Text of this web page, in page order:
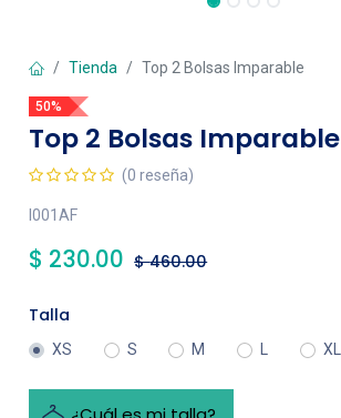
Tienda Top 2 Bolsas Imparable
50%
Top 2 Bolsas Imparable
(0 reseña)
I001AF
$ 230.00 $460.00
Talla
XS S M XL